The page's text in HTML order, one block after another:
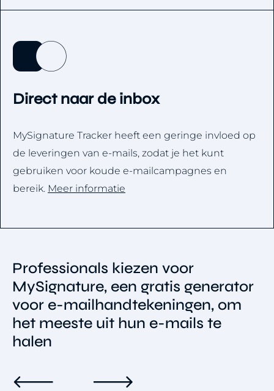
Direct naar de inbox
MySignature Tracker heeft een geringe invloed op
de leveringen van e-mails, zodat je het kunt
gebruiken voor koude e-mailcampagnes en
bereik. Meer informatie
Professionals kiezen voor
MySignature, een gratis generator
voor e-mailhandtekeningen, om
het meeste uit hun e-mails te
halen